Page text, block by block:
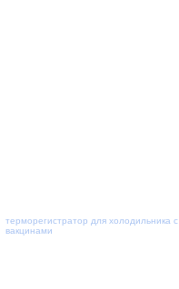
терморегистратор для холодильника с
вакцинами